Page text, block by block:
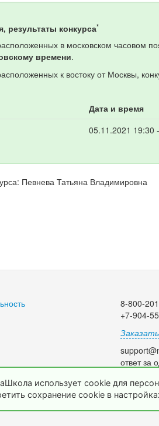
результаты конкурса*
в московском часовом
времени.
к востоку от Москвы,
Дата и время
05.11.2021 19:30
Певнева Татьяна Владимировна
8-800-
+7-904-
ответ за
©
использует cookie для
сохранение cookie в